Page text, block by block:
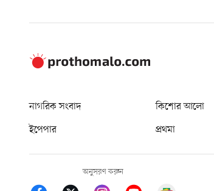
নাগরিক সংবাদ কিশোর আলো
ইপেপার
প্রথমা
অনুসরণ করুন